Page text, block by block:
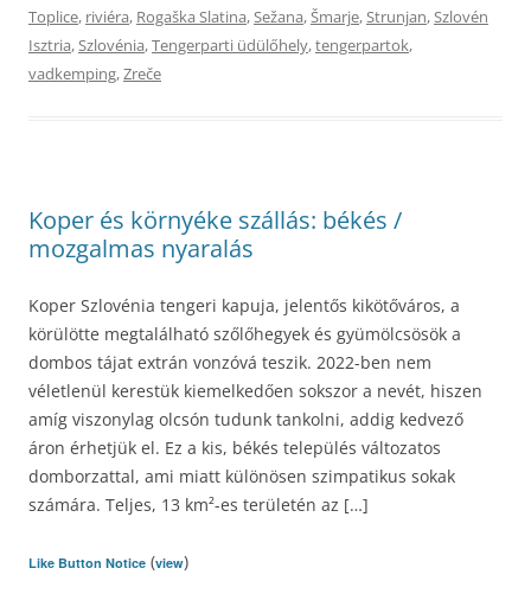
Toplice, riviéra, Rogaška Slatina,Sežana,Šmarje,Strunjan,Szlovén
Isztria,Szlovénia,Tengerparti üdülőhely,tengerpartok,
vadkemping,Zreče
Koper és környéke szállás: békés /
mozgalmas nyaralás
Koper Szlovénia tengeri kapuja, jelentős kikötőváros, a
körülötte megtalálható szőlőhegyek és gyümölcsösök a
dombos tájat extrán vonzóvá teszik. 2022-ben nem
véletlenül kerestük kiemelkedően sokszor a nevét, hiszen
amíg viszonylag olcsón tudunk tankolni, addig kedvező
áron érhetjük el. Ez a kis, békés település változatos
domborzattal, ami miatt különösen szimpatikus sokak
számára. Teljes, 13 km²-es területén az […]
Like Button Notice (view)